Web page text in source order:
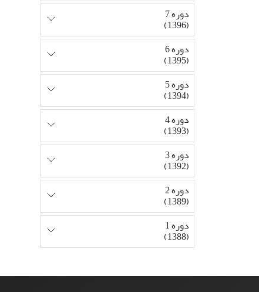
دوره 7
(1396)
دوره 6
(1395)
دوره 5
(1394)
دوره 4
(1393)
دوره 3
(1392)
دوره 2
(1389)
دوره 1
(1388)